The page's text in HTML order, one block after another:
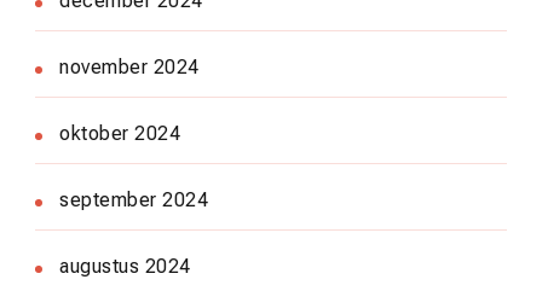
november 2024
oktober 2024
september 2024
augustus 2024